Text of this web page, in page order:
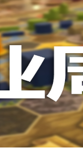
及是在英雄之后，这对
得更强，为了不断重创
，罪恶将会变得愈加难
。每一次游戏，会在众
二十个左右）选择七个
使游戏可玩度更高。然
熟虑，与队友的配合显
，然而每一轮的装备数
限，资源有限，英雄们
将让你沉浸于此。，而
，大多数作为英雄时，
入的运气因素和策略程
得尝试！